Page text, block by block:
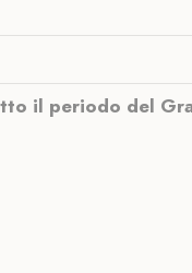
il periodo del